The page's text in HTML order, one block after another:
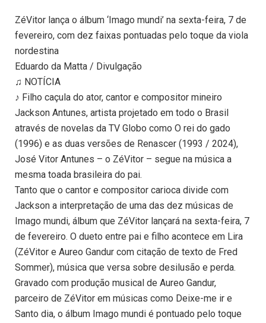
ZéVitor lança o álbum ‘Imago mundi’ na sexta-feira, 7 de
fevereiro, com dez faixas pontuadas pelo toque da viola
nordestina
Eduardo da Matta / Divulgação
♫ NOTÍCIA
♪ Filho caçula do ator, cantor e compositor mineiro
Jackson Antunes, artista projetado em todo o Brasil
através de novelas da TV Globo como O rei do gado
(1996) e as duas versões de Renascer (1993 / 2024),
José Vitor Antunes – o ZéVitor – segue na música a
mesma toada brasileira do pai.
Tanto que o cantor e compositor carioca divide com
Jackson a interpretação de uma das dez músicas de
Imago mundi, álbum que ZéVitor lançará na sexta-feira, 7
de fevereiro. O dueto entre pai e filho acontece em Lira
(ZéVitor e Aureo Gandur com citação de texto de Fred
Sommer), música que versa sobre desilusão e perda.
Gravado com produção musical de Aureo Gandur,
parceiro de ZéVitor em músicas como Deixe-me ir e
Santo dia, o álbum Imago mundi é pontuado pelo toque